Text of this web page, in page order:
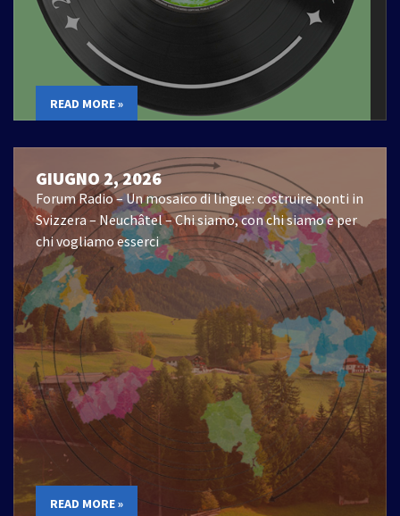
READ MORE »
GIUGNO 2, 2026
Forum Radio – Un mosaico di lingue: costruire ponti in
Svizzera – Neuchâtel – Chi siamo, con chi siamo e per
chi vogliamo esserci
READ MORE »